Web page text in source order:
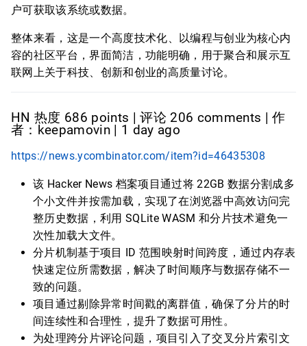
户可获取该系统或数据。
整体来看，这是一个高度技术化、以编程与创业为核心内
容的社区平台，界面简洁，功能明确，用于聚合和展示互
联网上关于科技、创新和创业的高质量讨论。
HN 热度 686 points | 评论 206 comments | 作
者：keepamovin | 1 day ago
https://news.ycombinator.com/item?id=46435308
该 Hacker News 档案项目通过将 22GB 数据分割成多
个小文件并按需加载，实现了在浏览器中高效访问完
整历史数据，利用 SQLite WASM 和分片技术避免一
次性加载大文件。
分片机制基于项目 ID 范围映射时间跨度，通过内存表
快速定位所需数据，解决了时间顺序与数据存储不一
致的问题。
项目通过剔除异常时间戳的离群值，确保了分片的时
间连续性和合理性，提升了数据可用性。
为处理跨分片评论问题，项目引入了交叉分片索引文